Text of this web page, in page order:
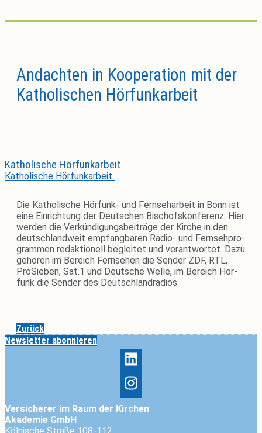
Andachten in Kooperation mit der
Katholischen Hörfunkarbeit
Katho­li­sche Hörfunkarbeit
Katho­li­sche Hörfunkarbeit
Die Katho­li­sche Hör­funk- und Fern­seh­ar­beit in Bonn ist
eine Ein­rich­tung der Deut­schen Bischofs­kon­fe­renz. Hier
werden die Ver­kün­di­gungs­bei­träge der Kirche in den
deutsch­land­weit emp­fang­baren Radio- und Fern­seh­pro­
grammen redak­tio­nell begleitet und ver­ant­wortet. Dazu
gehören im Bereich Fern­sehen die Sender ZDF, RTL,
Pro­Sieben, Sat.1 und Deut­sche Welle, im Bereich Hör­
funk die Sender des Deutschlandradios.
Zurück
Newsletter abonnieren
Versicherer im Raum der Kirchen
Akademie GmbH